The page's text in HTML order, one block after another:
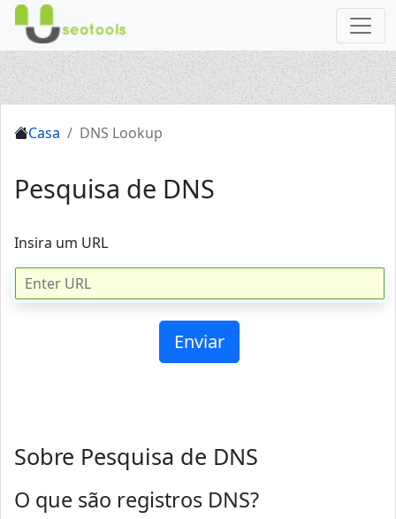
Casa DNS Lookup
Pesquisa de DNS
Insira um URL
Sobre Pesquisa de DNS
O que são registros DNS?